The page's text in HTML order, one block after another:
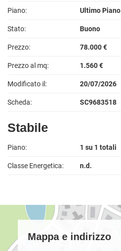
Piano: Ultimo Piano
Stato: Buono
Prezzo: 78.000 €
Prezzo al mq: 1.560 €
Modificato il: 20/07/2026
Scheda: SC9683518
Stabile
Piano: 1 su 1 totali
Classe Energetica: n.d.
Mappa e indirizzo